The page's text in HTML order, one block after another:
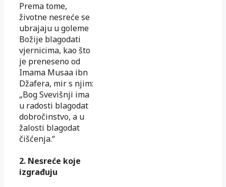
Prema tome,
životne nesreće se
ubrajaju u goleme
Božije blagodati
vjernicima, kao što
je preneseno od
Imama Musaa ibn
Džafera, mir s njim:
„Bog Svevišnji ima
u radosti blagodat
dobročinstvo, a u
žalosti blagodat
čišćenja.“
2. Nesreće koje
izgrađuju